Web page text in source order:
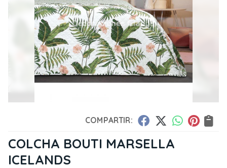
COMPARTIR:
COLCHA BOUTI MARSELLA
ICELANDS